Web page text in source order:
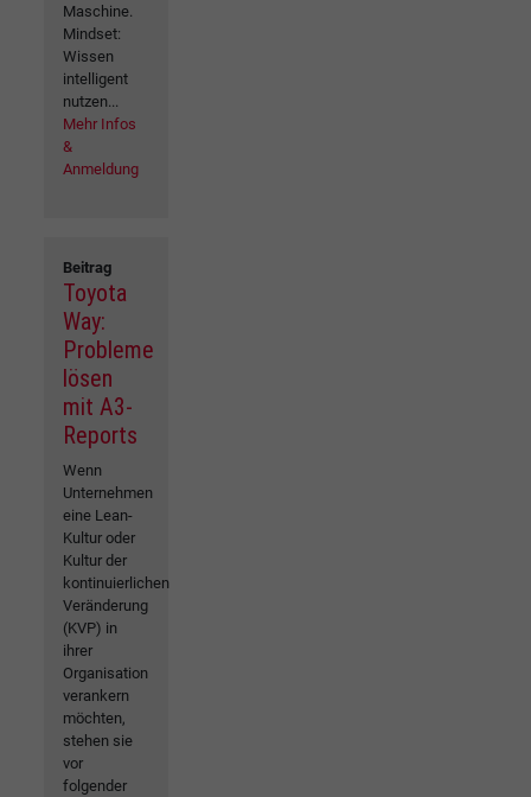
Maschine.
Mindset:
Wissen
intelligent
nutzen...
Mehr Infos
&
Anmeldung
Beitrag
Toyota
Way:
Probleme
lösen
mit A3-
Reports
Wenn
Unternehmen
eine Lean-
Kultur oder
Kultur der
kontinuierlichen
Veränderung
(KVP) in
ihrer
Organisation
verankern
möchten,
stehen sie
vor
folgender